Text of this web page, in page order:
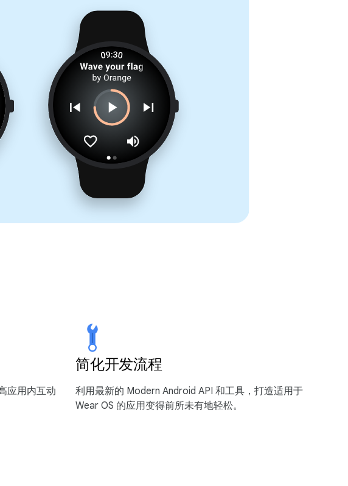
应用内互动
简化开发流程
利用最新的 Modern Android API 和工具，打造适用于
Wear OS 的应用变得前所未有地轻松。